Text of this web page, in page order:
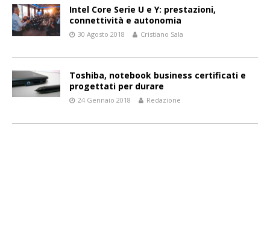
Intel Core Serie U e Y: prestazioni,
connettività e autonomia
30 Agosto 2018 Cristiano Sala
Toshiba, notebook business certificati e
progettati per durare
24 Gennaio 2018 Redazione